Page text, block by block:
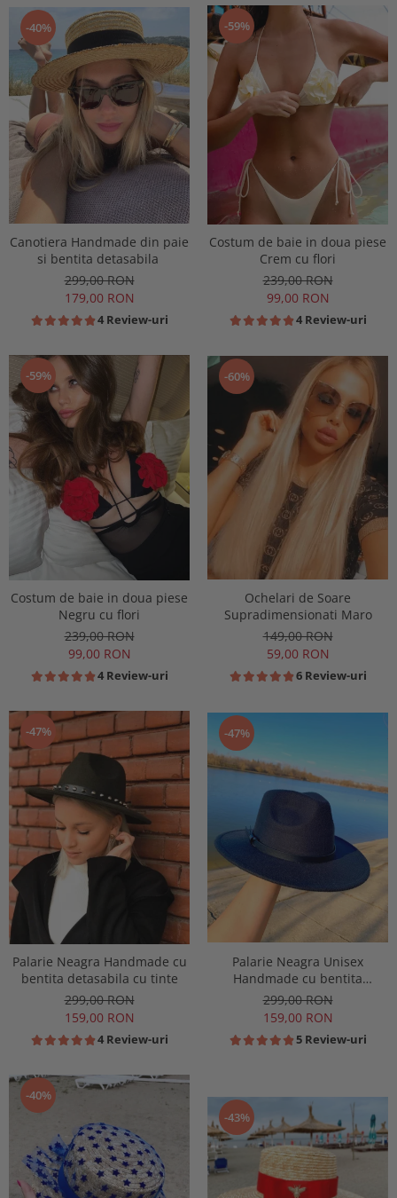
-40%
Canotiera Handmade din paie
si bentita detasabila
299,00 RON
179,00 RON
4 Review-uri
-59%
Costum de baie in doua piese
Crem cu flori
239,00 RON
99,00 RON
4 Review-uri
-59%
Costum de baie in doua piese
Negru cu flori
239,00 RON
99,00 RON
4 Review-uri
-60%
Ochelari de Soare
Supradimensionati Maro
149,00 RON
59,00 RON
6 Review-uri
-47%
Palarie Neagra Handmade cu
bentita detasabila cu tinte
299,00 RON
159,00 RON
4 Review-uri
-47%
Palarie Neagra Unisex
Handmade cu bentita
detasabila din piele neagra
299,00 RON
159,00 RON
5 Review-uri
-40%
-43%